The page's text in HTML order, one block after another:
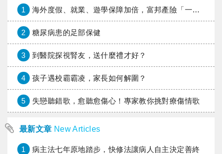
1 海外度假、就業、遊學保障加倍，富邦產險「一期逐夢」專案加碼遠距醫療與緊急救援
2 糖尿病患的足部保健
3 到醫院探視腎友，送什麼禮才好？
4 孩子遇校霸霸凌，家長如何解圍？
5 失戀聽錯歌，愈聽愈傷心！專家教你挑對療傷情歌
最新文章 New Articles
1 病主法七年原地踏步，快修法讓病人自主決定善終